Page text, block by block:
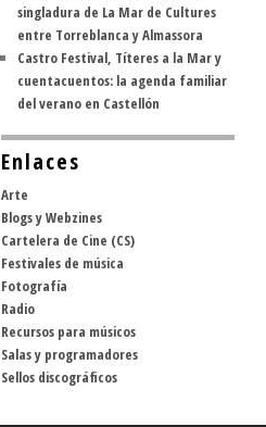
singladura de La Mar de Cultures
entre Torreblanca y Almassora
Castro Festival, Títeres a la Mar y
cuentacuentos: la agenda familiar
del verano en Castellón
Enlaces
Arte
Blogs y Webzines
Cartelera de Cine (CS)
Festivales de música
Fotografía
Radio
Recursos para músicos
Salas y programadores
Sellos discográficos